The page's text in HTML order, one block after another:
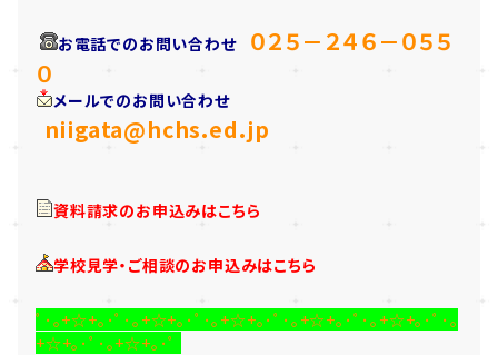
お電話でのお問い合わせ ０２５－２４６－０５５
０
メールでのお問い合わせ
niigata@hchs.ed.jp
資料請求のお申込みはこちら
学校見学・ご相談のお申込みはこちら
ﾟ･｡+☆+｡･ﾟ･｡+☆+｡･ﾟ･｡+☆+｡･ﾟ･｡+☆+｡･ﾟ･｡+☆+｡･ﾟ･｡
+☆+｡･ﾟ･｡+☆+｡･ﾟ